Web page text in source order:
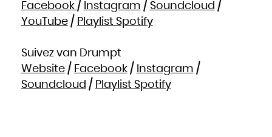
Facebook / Instagram / Soundcloud /
YouTube/ Playlist Spotify
Suivez van Drumpt
Website/ Facebook/ Instagram /
Soundcloud / Playlist Spotify